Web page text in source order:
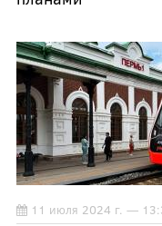
11 июля 2024 г. —